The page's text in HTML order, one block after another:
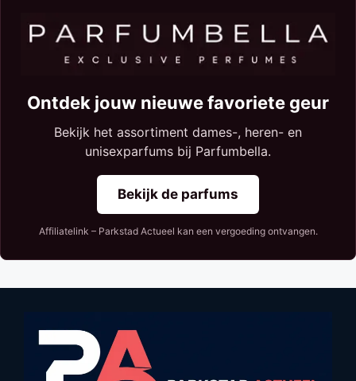
Ontdek jouw nieuwe favoriete geur
Bekijk het assortiment dames-, heren- en
unisexparfums bij Parfumbella.
Bekijk de parfums
Affiliatelink – Parkstad Actueel kan een vergoeding ontvangen.